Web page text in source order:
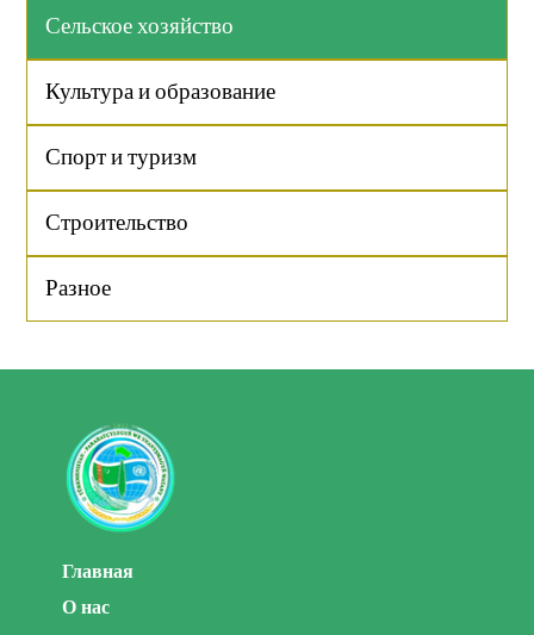
Сельское хозяйство
Культура и образование
Спорт и туризм
Строительство
Разное
Главная
О нас